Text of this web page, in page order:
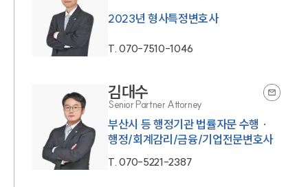
2023년 형사특정변호사
T.070-7510-1046
김대수
Senior Partner Attorney
부산시 등 행정기관 법률자문 수행 ·
행정/회계감리/금융/기업전문변호사
T.070-5221-2387